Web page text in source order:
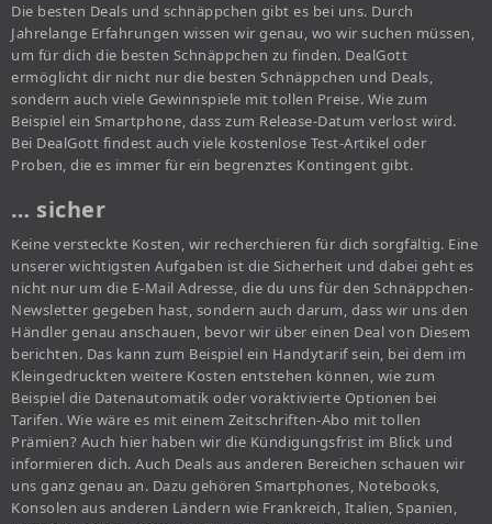
Die besten Deals und schnäppchen gibt es bei uns. Durch
Jahrelange Erfahrungen wissen wir genau, wo wir suchen müssen,
um für dich die besten Schnäppchen zu finden. DealGott
ermöglicht dir nicht nur die besten Schnäppchen und Deals,
sondern auch viele Gewinnspiele mit tollen Preise. Wie zum
Beispiel ein Smartphone, dass zum Release-Datum verlost wird.
Bei DealGott findest auch viele kostenlose Test-Artikel oder
Proben, die es immer für ein begrenztes Kontingent gibt.
… sicher
Keine versteckte Kosten, wir recherchieren für dich sorgfältig. Eine
unserer wichtigsten Aufgaben ist die Sicherheit und dabei geht es
nicht nur um die E-Mail Adresse, die du uns für den Schnäppchen-
Newsletter gegeben hast, sondern auch darum, dass wir uns den
Händler genau anschauen, bevor wir über einen Deal von Diesem
berichten. Das kann zum Beispiel ein Handytarif sein, bei dem im
Kleingedruckten weitere Kosten entstehen können, wie zum
Beispiel die Datenautomatik oder voraktivierte Optionen bei
Tarifen. Wie wäre es mit einem Zeitschriften-Abo mit tollen
Prämien? Auch hier haben wir die Kündigungsfrist im Blick und
informieren dich. Auch Deals aus anderen Bereichen schauen wir
uns ganz genau an. Dazu gehören Smartphones, Notebooks,
Konsolen aus anderen Ländern wie Frankreich, Italien, Spanien,